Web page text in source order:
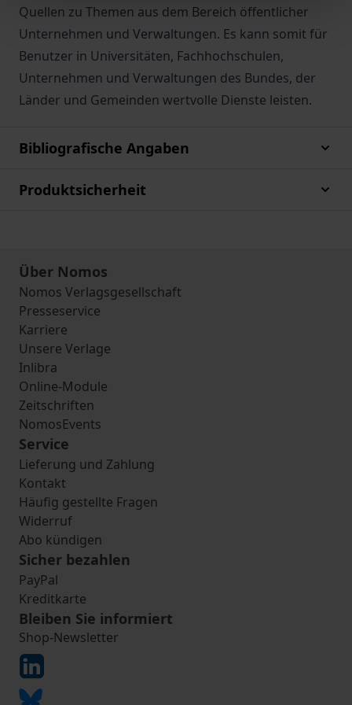
Quellen zu Themen aus dem Bereich öffentlicher
Unternehmen und Verwaltungen. Es kann somit für
Benutzer in Universitäten, Fachhochschulen,
Unternehmen und Verwaltungen des Bundes, der
Länder und Gemeinden wertvolle Dienste leisten.
Bibliografische Angaben
Produktsicherheit
Über Nomos
Nomos Verlagsgesellschaft
Presseservice
Karriere
Unsere Verlage
Inlibra
Online-Module
Zeitschriften
NomosEvents
Service
Lieferung und Zahlung
Kontakt
Häufig gestellte Fragen
Widerruf
Abo kündigen
Sicher bezahlen
PayPal
Kreditkarte
Bleiben Sie informiert
Shop-Newsletter